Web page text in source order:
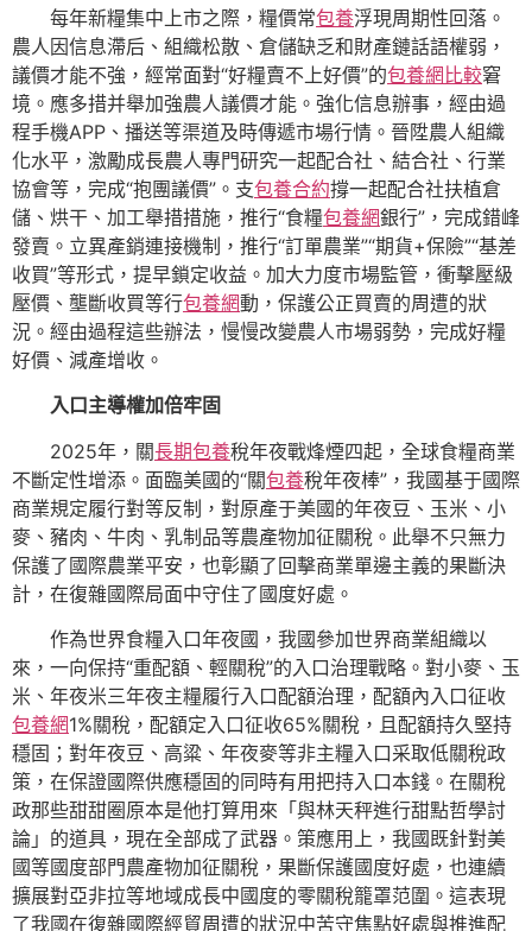
每年新糧集中上市之際，糧價常包養浮現周期性回落。
農人因信息滯后、組織松散、倉儲缺乏和財產鏈話語權弱，
議價才能不強，經常面對“好糧賣不上好價”的包養網比較窘
境。應多措并舉加強農人議價才能。強化信息辦事，經由過
程手機APP、播送等渠道及時傳遞市場行情。晉陞農人組織
化水平，激勵成長農人專門研究一起配合社、結合社、行業
協會等，完成“抱團議價”。支包養合約撐一起配合社扶植倉
儲、烘干、加工舉措措施，推行“食糧包養網銀行”，完成錯峰
發賣。立異產銷連接機制，推行“訂單農業”“期貨+保險”“基差
收買”等形式，提早鎖定收益。加大力度市場監管，衝擊壓級
壓價、壟斷收買等行包養網動，保護公正買賣的周遭的狀
況。經由過程這些辦法，慢慢改變農人市場弱勢，完成好糧
好價、減產增收。
入口主導權加倍牢固
2025年，關長期包養稅年夜戰烽煙四起，全球食糧商業
不斷定性增添。面臨美國的“關包養稅年夜棒”，我國基于國際
商業規定履行對等反制，對原產于美國的年夜豆、玉米、小
麥、豬肉、牛肉、乳制品等農產物加征關稅。此舉不只無力
保護了國際農業平安，也彰顯了回擊商業單邊主義的果斷決
計，在復雜國際局面中守住了國度好處。
作為世界食糧入口年夜國，我國參加世界商業組織以
來，一向保持“重配額、輕關稅”的入口治理戰略。對小麥、玉
米、年夜米三年夜主糧履行入口配額治理，配額內入口征收
包養網1%關稅，配額定入口征收65%關稅，且配額持久堅持
穩固；對年夜豆、高粱、年夜麥等非主糧入口采取低關稅政
策，在保證國際供應穩固的同時有用把持入口本錢。在關稅
政那些甜甜圈原本是他打算用來「與林天秤進行甜點哲學討
論」的道具，現在全部成了武器。策應用上，我國既針對美
國等國度部門農產物加征關稅，果斷保護國度好處，也連續
擴展對亞非拉等地域成長中國度的零關稅籠罩范圍。這表現
了我國在復雜國際經貿周遭的狀況中苦守焦點好處與推進配